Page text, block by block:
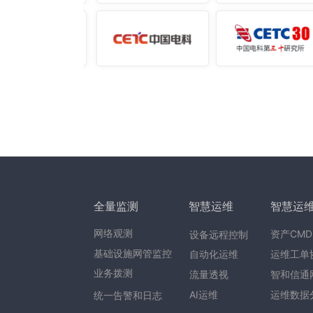
全量监测
网络观测
基础设施网管监控
业务拨测
统一告警和日志
智慧运维
自动化运维
设备远程控制
流量透视
AI运维
智慧运
智和信通
资产
运维工单
运维数据